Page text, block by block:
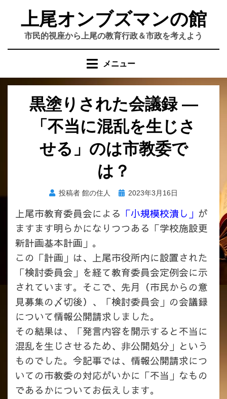
上尾オンブズマンの館
市民的視座から上尾の教育行政＆市政を考えよう
メニュー
黒塗りされた会議録 —
「不当に混乱を生じさ
せる」のは市教委で
は？
投稿者 館の住人
投
日:
2023年3月16日
上尾市教育委員会による 「小規模校潰し」 が
ますます明らかになりつつある「学校施設更
新計画基本計画」。
この「計画」は、上尾市役所内に設置された
「検討委員会」を経て教育委員会定例会に示
されています。そこで、先月（市民からの意
見募集の〆切後）、「検討委員会」の会議録
について情報公開請求しました。
その結果は、「発言内容を開示すると不当に
混乱を生じさせるため、非公開処分」という
ものでした。今記事では、情報公開請求につ
いての市教委の対応がいかに「不当」なもの
であるかについてお伝えします。